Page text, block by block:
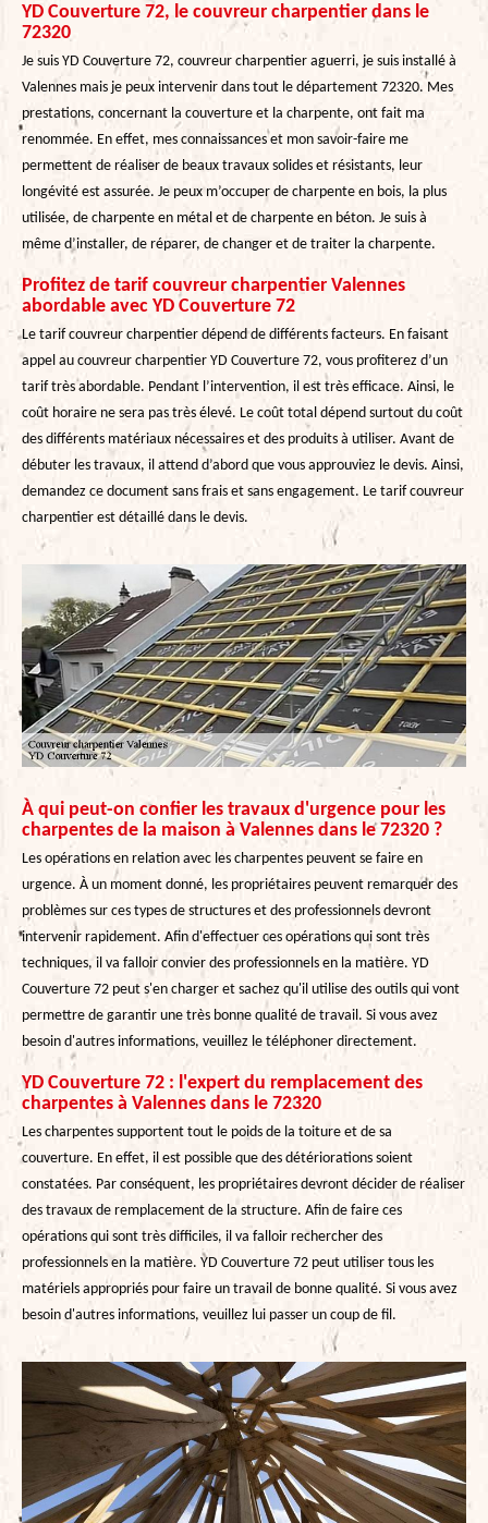
YD Couverture 72, le couvreur charpentier dans le
72320
Je suis YD Couverture 72, couvreur charpentier aguerri, je suis installé à
Valennes mais je peux intervenir dans tout le département 72320. Mes
prestations, concernant la couverture et la charpente, ont fait ma
renommée. En effet, mes connaissances et mon savoir-faire me
permettent de réaliser de beaux travaux solides et résistants, leur
longévité est assurée. Je peux m’occuper de charpente en bois, la plus
utilisée, de charpente en métal et de charpente en béton. Je suis à
même d’installer, de réparer, de changer et de traiter la charpente.
Profitez de tarif couvreur charpentier Valennes
abordable avec YD Couverture 72
Le tarif couvreur charpentier dépend de différents facteurs. En faisant
appel au couvreur charpentier YD Couverture 72, vous profiterez d’un
tarif très abordable. Pendant l’intervention, il est très efficace. Ainsi, le
coût horaire ne sera pas très élevé. Le coût total dépend surtout du coût
des différents matériaux nécessaires et des produits à utiliser. Avant de
débuter les travaux, il attend d’abord que vous approuviez le devis. Ainsi,
demandez ce document sans frais et sans engagement. Le tarif couvreur
charpentier est détaillé dans le devis.
À qui peut-on confier les travaux d'urgence pour les
charpentes de la maison à Valennes dans le 72320 ?
Les opérations en relation avec les charpentes peuvent se faire en
urgence. À un moment donné, les propriétaires peuvent remarquer des
problèmes sur ces types de structures et des professionnels devront
intervenir rapidement. Afin d'effectuer ces opérations qui sont très
techniques, il va falloir convier des professionnels en la matière. YD
Couverture 72 peut s'en charger et sachez qu'il utilise des outils qui vont
permettre de garantir une très bonne qualité de travail. Si vous avez
besoin d'autres informations, veuillez le téléphoner directement.
YD Couverture 72 : l'expert du remplacement des
charpentes à Valennes dans le 72320
Les charpentes supportent tout le poids de la toiture et de sa
couverture. En effet, il est possible que des détériorations soient
constatées. Par conséquent, les propriétaires devront décider de réaliser
des travaux de remplacement de la structure. Afin de faire ces
opérations qui sont très difficiles, il va falloir rechercher des
professionnels en la matière. YD Couverture 72 peut utiliser tous les
matériels appropriés pour faire un travail de bonne qualité. Si vous avez
besoin d'autres informations, veuillez lui passer un coup de fil.